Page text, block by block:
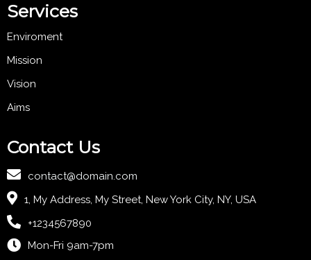
Services
Enviroment
Mission
Vision
Aims
Contact Us
contact@domain.com
1, My Address, My Street, New York City, NY, USA
+1234567890
Mon-Fri 9am-7pm